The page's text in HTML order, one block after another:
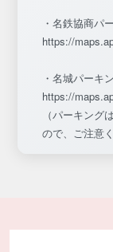
・名鉄協商パ
https://
・名城パーキ
https://
（パーキング
ので、ご注意